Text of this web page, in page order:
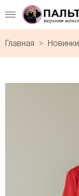
Главная Новинки